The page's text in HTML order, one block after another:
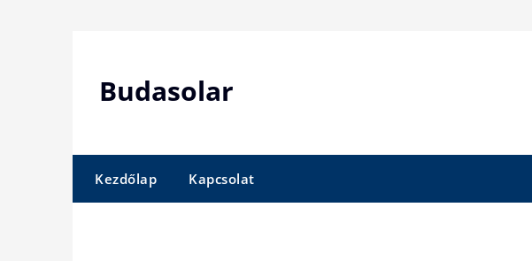
Budasolar
Kezdőlap Kapcsolat